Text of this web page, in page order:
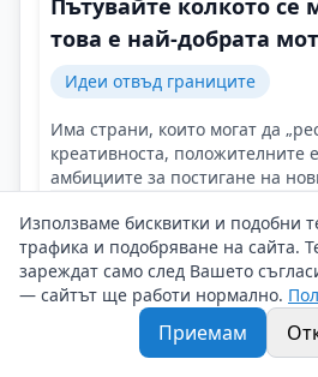
Пътувайте колкото се
това е най-добрата
Идеи отвъд границите
Има страни, които могат да
креативноста, положителните
амбициите за постигане на
#Антон_Бонов
#Обиколи_света
Използваме бисквитки и подобни
трафика и подобряване на сайта.
зареждат само след Вашето
— сайтът ще работи нормално.
Приемам